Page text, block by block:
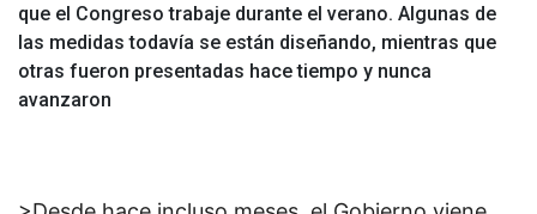
que el Congreso trabaje durante el verano. Algunas de
las medidas todavía se están diseñando, mientras que
otras fueron presentadas hace tiempo y nunca
avanzaron